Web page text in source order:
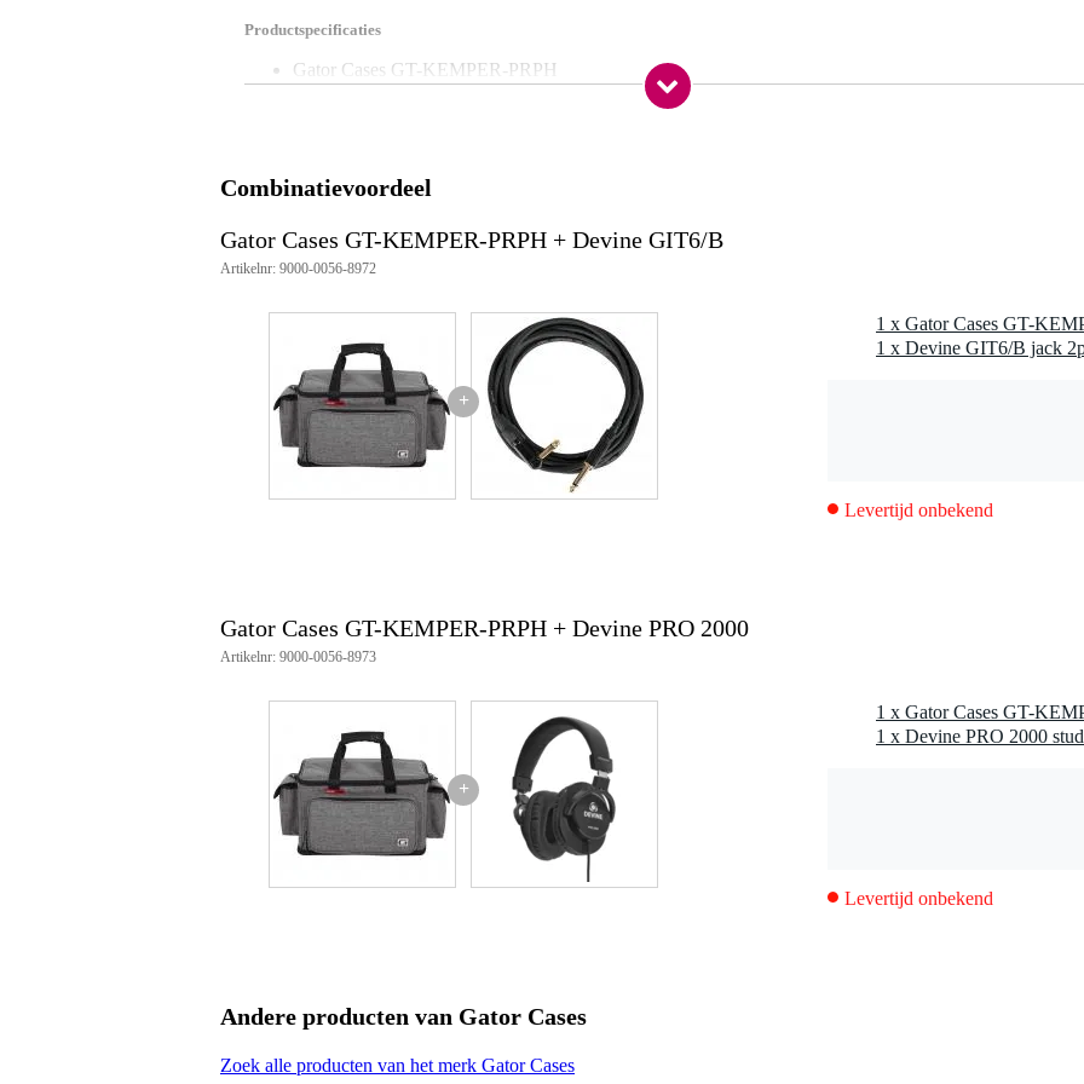
Productspecificaties
Gator Cases GT-KEMPER-PRPH
draagtas voor Kemper Profiling Amps
geschikt voor: Kemper Profiler Amp Head, Profiler Remote & Expression Pedal
ritscompartiment voor het Expression Pedal
dubbele mesh zakken aan de zijkant voor voeding en kabels
5 mm versterke handgreep
rubberen voetjes aan de onderzijde
afmetingen buitenkant: 58.42 x 36.83 x 27.31
Combinatievoordeel
Gator Cases GT-KEMPER-PRPH + Devine GIT6/B
Artikelnr: 9000-0056-8972
+
Levertijd onbekend
Gator Cases GT-KEMPER-PRPH + Devine PRO 2000
Artikelnr: 9000-0056-8973
+
1 x Devine PRO 2000
Levertijd onbekend
Andere producten van Gator Cases
Zoek alle producten van het merk Gator Cases